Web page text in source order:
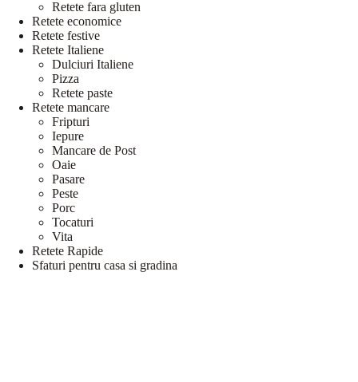
Retete fara gluten
Retete economice
Retete festive
Retete Italiene
Dulciuri Italiene
Pizza
Retete paste
Retete mancare
Fripturi
Iepure
Mancare de Post
Oaie
Pasare
Peste
Porc
Tocaturi
Vita
Retete Rapide
Sfaturi pentru casa si gradina